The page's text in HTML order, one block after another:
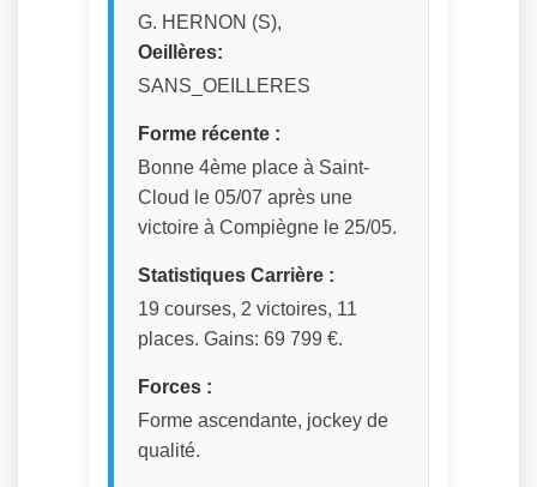
G. HERNON (S),
Oeillères:
SANS_OEILLERES
Forme récente :
Bonne 4ème place à Saint-
Cloud le 05/07 après une
victoire à Compiègne le 25/05.
Statistiques Carrière :
19 courses, 2 victoires, 11
places. Gains: 69 799 €.
Forces :
Forme ascendante, jockey de
qualité.